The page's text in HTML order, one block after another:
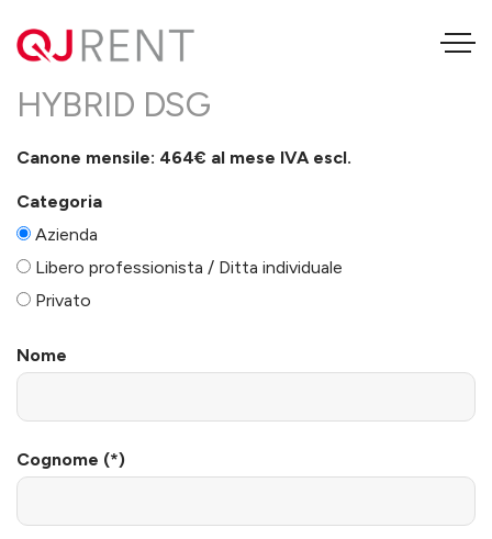
CUPRA FORMENTOR 1.5
HYBRID DSG
Canone mensile: 464€ al mese IVA escl.
Categoria
Azienda
Libero professionista / Ditta individuale
Privato
Nome
Cognome (*)